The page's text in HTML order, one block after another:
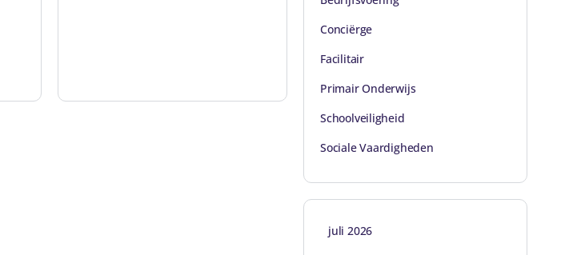
Conciërge
Facilitair
Primair Onderwijs
Schoolveiligheid
Sociale Vaardigheden
juli 2026